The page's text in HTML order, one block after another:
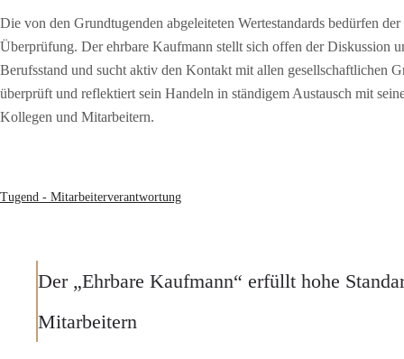
Die von den Grundtugenden abgeleiteten Wertestandards bedürfen der
Überprüfung. Der ehrbare Kaufmann stellt sich offen der Diskussion
Berufsstand und sucht aktiv den Kontakt mit allen gesellschaftlichen
überprüft und reflektiert sein Handeln in ständigem Austausch mit
Kollegen und Mitarbeitern.
Tugend - Mitarbeiterverantwortung
Der „Ehrbare Kaufmann“ erfüllt hohe
Mitarbeitern